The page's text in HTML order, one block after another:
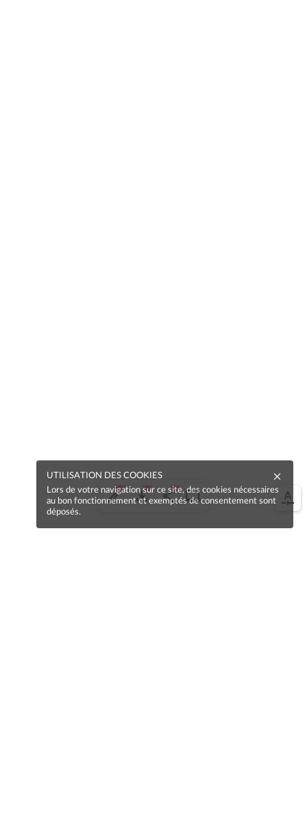
UTILISATION DES COOKIES
Lors de votre navigation sur ce site, des cookies nécessaires
au bon fonctionnement et exemptés de consentement sont
déposés.